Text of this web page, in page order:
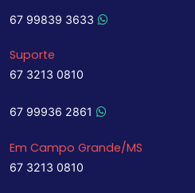
67 99839 3633
Suporte
67 3213 0810
67 99936 2861
Em Campo Grande/MS
67 3213 0810